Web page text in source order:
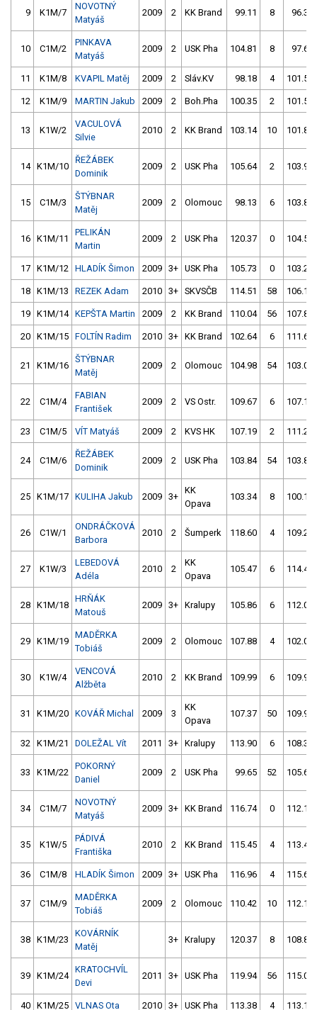
9 K1M/7
NOVOTNÝ
Matyáš
2009 2 KK Brand 99.11 8 96.31
10 C1M/2
PINKAVA
Matyáš
2009 2 USK Pha 104.81 8 97.60
11 K1M/8 KVAPIL Matěj 2009 2 Sláv.KV 98.18 4 101.52
12 K1M/9 MARTIN Jakub 2009 2 Boh.Pha 100.35 2 101.58
13 K1W/2
VACULOVÁ
Silvie
2010 2 KK Brand 103.14 10 101.85
14 K1M/10
ŘEŽÁBEK
Dominik
2009 2 USK Pha 105.64 2 103.91
15 C1M/3
ŠTÝBNAR
Matěj
2009 2 Olomouc 98.13 6 103.83
16 K1M/11
PELIKÁN
Martin
2009 2 USK Pha 120.37 0 104.58
17 K1M/12 HLADÍK Šimon 2009 3+ USK Pha 105.73 0 103.28
18 K1M/13 REZEK Adam 2010 3+ SKVSČB 114.51 58 106.19
19 K1M/14 KEPŠTA Martin 2009 2 KK Brand 110.04 56 107.85
20 K1M/15 FOLTÍN Radim 2010 3+ KK Brand 102.64 6 111.68
21 K1M/16
ŠTÝBNAR
Matěj
2009 2 Olomouc 104.98 54 103.01
22 C1M/4
FABIAN
František
2009 2 VS Ostr. 109.67 6 107.17
23 C1M/5 VÍT Matyáš 2009 2 KVS HK 107.19 2 111.27
24 C1M/6
ŘEŽÁBEK
Dominik
2009 2 USK Pha 103.84 54 103.89
25 K1M/17 KULIHA Jakub 2009 3+
KK
Opava
103.34 8 100.12
26 C1W/1
ONDRÁČKOVÁ
Barbora
2010 2 Šumperk 118.60 4 109.22
27 K1W/3
LEBEDOVÁ
Adéla
2010 2
KK
Opava
105.47 6 114.49
28 K1M/18
HRŇÁK
Matouš
2009 3+ Kralupy 105.86 6 112.08
29 K1M/19
MADĚRKA
Tobiáš
2009 2 Olomouc 107.88 4 102.07
30 K1W/4
VENCOVÁ
Alžběta
2010 2 KK Brand 109.99 6 109.90
31 K1M/20 KOVÁŘ Michal 2009 3
KK
Opava
107.37 50 109.95
32 K1M/21 DOLEŽAL Vít 2011 3+ Kralupy 113.90 6 108.37
33 K1M/22
POKORNÝ
Daniel
2009 2 USK Pha 99.65 52 105.67
34 C1M/7
NOVOTNÝ
Matyáš
2009 3+ KK Brand 116.74 0 112.12
35 K1W/5
PÁDIVÁ
Františka
2010 2 KK Brand 115.45 4 113.40
36 C1M/8 HLADÍK Šimon 2009 3+ USK Pha 116.96 4 115.65
37 C1M/9
MADĚRKA
Tobiáš
2009 2 Olomouc 110.42 10 112.13
38 K1M/23
KOVÁRNÍK
Matěj
3+ Kralupy 120.37 8 108.86
39 K1M/24
KRATOCHVÍL
Devi
2011 3+ USK Pha 119.94 56 115.04
40 K1M/25 VLNAS Ota 2010 3+ USK Pha 113.38 4 113.15